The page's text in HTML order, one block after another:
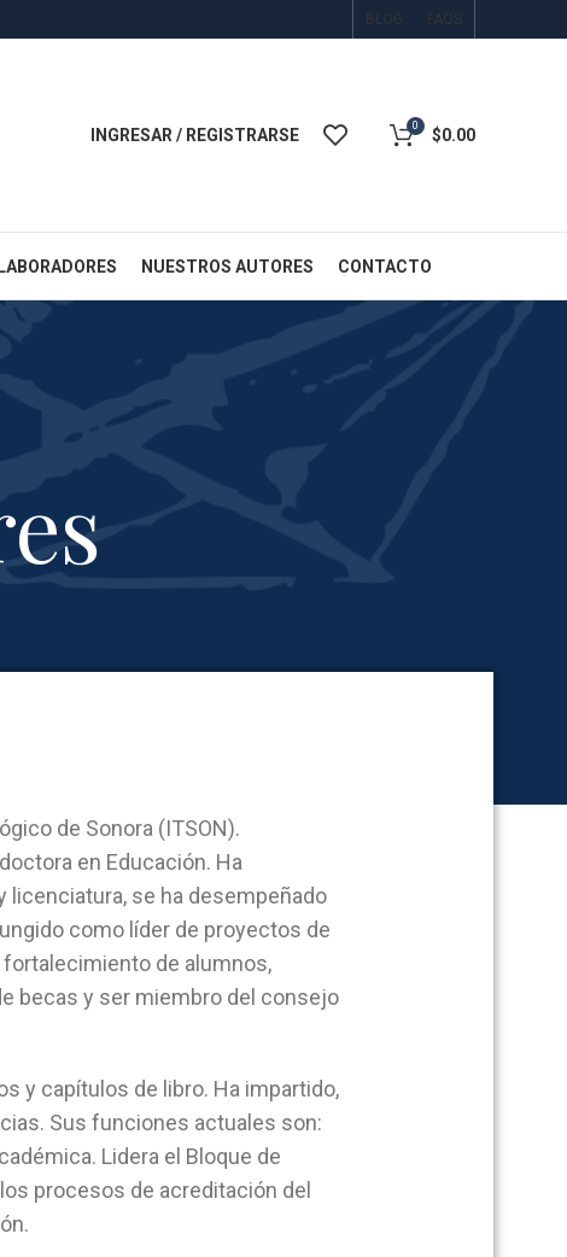
BLOG FAQS
INGRESAR / REGISTRARSE 0 $0.00
NUESTROS AUTORES CONTACTO
de Sonora (ITSON).
en Educación. Ha
licenciatura, se ha desempeñado
como líder de proyectos de
de alumnos,
becas y ser miembro del consejo
y capítulos de libro. Ha impartido,
Sus funciones actuales son:
Lidera el Bloque de
procesos de acreditación del